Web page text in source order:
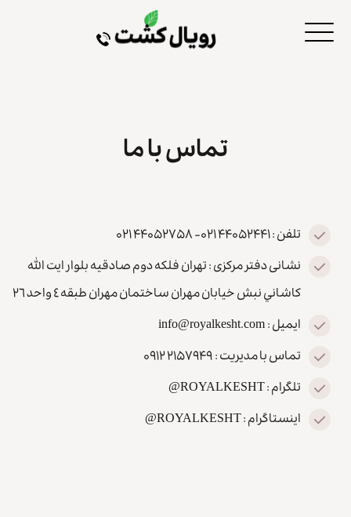
تماس با ما
تلفن : ۴۴۰۵۲۴۴۱ ۰۲۱- ۴۴۰۵۲۷۵۸ ۰۲۱
نشانی دفتر مرکزی : تهران فلكه دوم صادقيه بلوار ايت الله
كاشاني نبش خيابان مهران ساختمان مهران طبقه ٤ واحد ٢٦
ایمیل : info@royalkesht.com
تماس با مدیریت : ۲۱۵۷۹۴۹ ۰۹۱۲
تلگرام : ROYALKESHT@
اینستاگرام : ROYALKESHT@